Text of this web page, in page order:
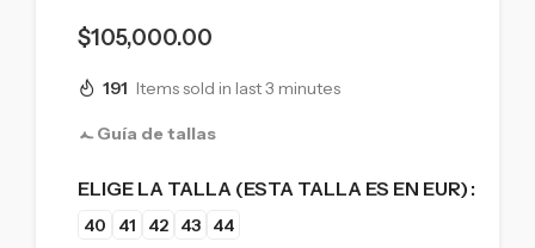
$105,000.00
191 Items sold in last 3 minutes
Guía de tallas
ELIGE LA TALLA (ESTA TALLA ES EN EUR)
40 41 42 43 44